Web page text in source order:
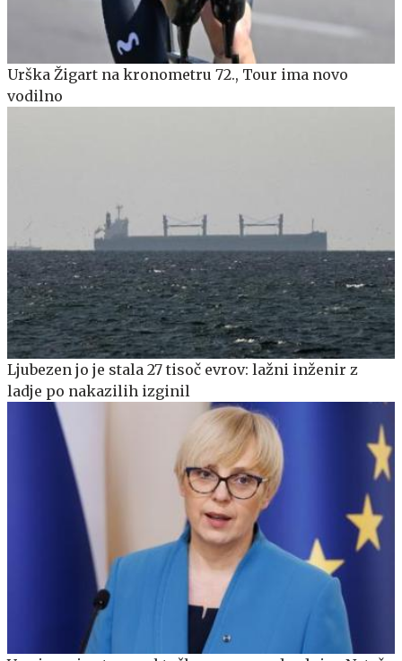
Urška Žigart na kronometru 72., Tour ima novo
vodilno
Ljubezen jo je stala 27 tisoč evrov: lažni inženir z
ladje po nakazilih izginil